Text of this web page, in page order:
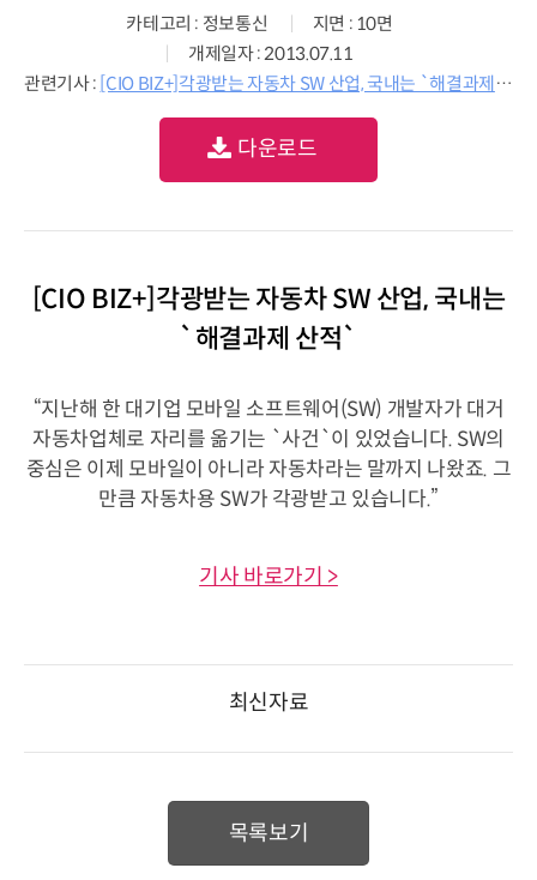
카테고리 : 정보통신
지면 : 10면
개제일자 : 2013.07.11
관련기사 : [CIO BIZ+]각광받는 자동차 SW 산업, 국내는 `해결과제 산적`
다운로드
[CIO BIZ+]각광받는 자동차 SW 산업, 국내는
`해결과제 산적`
“지난해 한 대기업 모바일 소프트웨어(SW) 개발자가 대거
자동차업체로 자리를 옮기는 `사건`이 있었습니다. SW의
중심은 이제 모바일이 아니라 자동차라는 말까지 나왔죠. 그
만큼 자동차용 SW가 각광받고 있습니다.”
기사 바로가기 >
최신자료
목록보기